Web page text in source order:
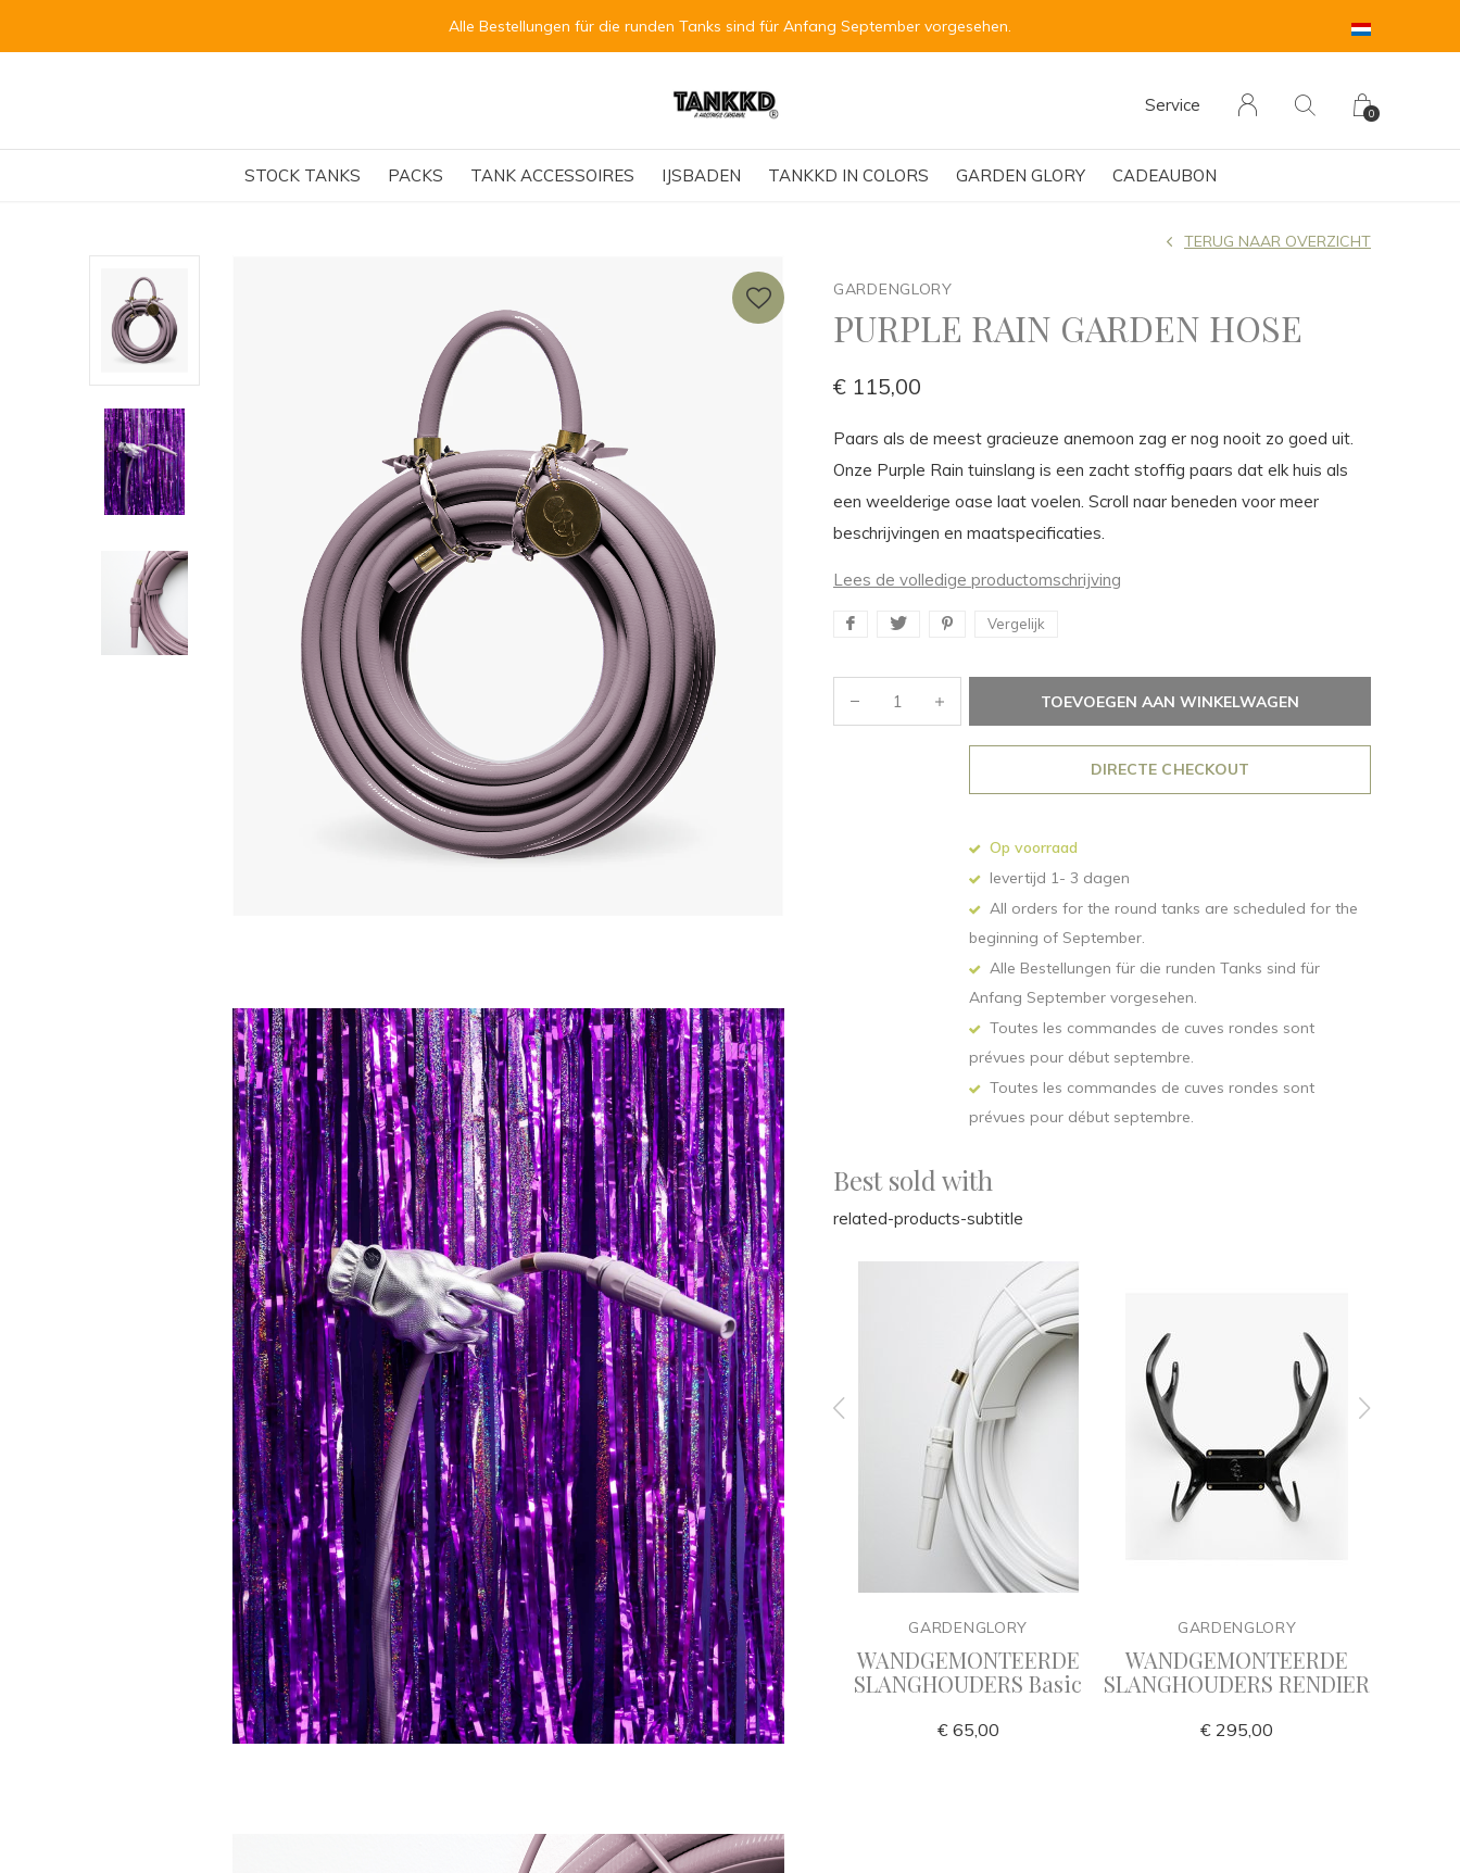
STOCK TANKS PACKS TANK ACCESSOIRES IJSBADEN TANKKD IN COLORS GARDEN GLORY CADEAUBON
Service 0
Alle Bestellungen für die runden Tanks sind für Anfang September vorgesehen.
GARDENGLORY
PURPLE RAIN GARDEN HOSE
TERUG NAAR OVERZICHT
€ 115,00
Paars als de meest gracieuze anemoon zag er nog nooit zo goed uit.
Onze Purple Rain tuinslang is een zacht stoffig paars dat elk huis als
een weelderige oase laat voelen. Scroll naar beneden voor meer
beschrijvingen en maatspecificaties.
Lees de volledige productomschrijving
Vergelijk
TOEVOEGEN AAN WINKELWAGEN
DIRECTE CHECKOUT
Op voorraad
levertijd 1- 3 dagen
All orders for the round tanks are scheduled for the
beginning of September.
Alle Bestellungen für die runden Tanks sind für
Anfang September vorgesehen.
Toutes les commandes de cuves rondes sont
prévues pour début septembre.
Toutes les commandes de cuves rondes sont
prévues pour début septembre.
Best sold with
related-products-subtitle
Wandgemonteerde KLAUW
SLANGHOUDERS
GARDENGLORY
klassieke Slang
mondstukken
€ 55,00
GARDENGLORY
Tuinslang mondstukken
Delux
€ 125,00
GARDENGLORY
WANDGEMONTEERDE
SLANGHOUDERS Basic
€ 65,00
GARDENGLORY
WANDGEMONTEERDE
SLANGHOUDERS RENDIER
€ 295,00